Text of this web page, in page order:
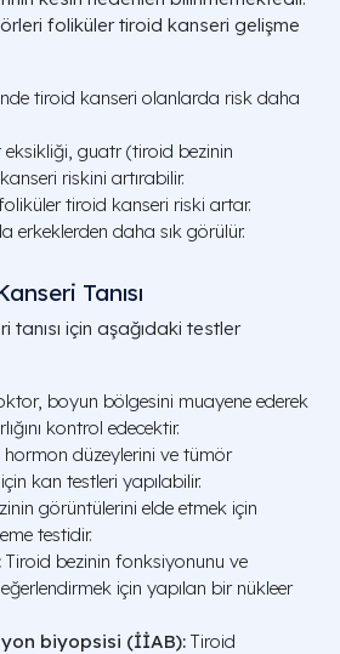
foliküler tiroid kanseri gelişme
tiroid kanseri olanlarda risk daha
guatr (tiroid bezinin
riskini artırabilir.
tiroid kanseri riski artar.
erkeklerden daha sık görülür.
Tanısı
tanısı için aşağıdaki testler
boyun bölgesini muayene ederek
kontrol edecektir.
hormon düzeylerini ve tümör
kan testleri yapılabilir.
görüntülerini elde etmek için
testidir.
Tiroid bezinin fonksiyonunu ve
için yapılan bir nükleer
biyopsisi (İİAB): Tiroid